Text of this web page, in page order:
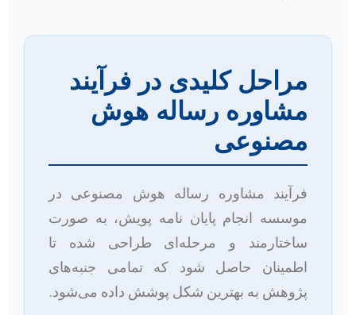
مراحل کلیدی در فرآیند
مشاوره رساله هوش
مصنوعی
فرآیند مشاوره رساله هوش مصنوعی در
موسسه انجام پایان نامه پویش، به صورت
ساختارمند و مرحله‌ای طراحی شده تا
اطمینان حاصل شود که تمامی جنبه‌های
پژوهش به بهترین شکل پوشش داده می‌شود.